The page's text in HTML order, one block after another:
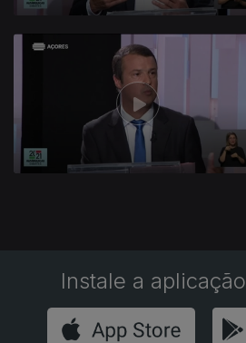
Instale a aplicação